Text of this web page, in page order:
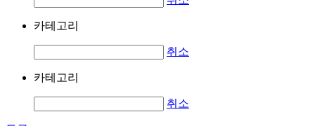
카테고리
취소
카테고리
취소